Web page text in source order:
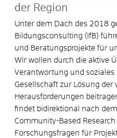
der Region
Unter dem Dach des 2018
Bildungsconsulting (IfB)
und Beratungsprojekte für
Wir wollen durch die aktive
Verantwortung und
Gesellschaft zur Lösung der
Herausforderungen
findet bidirektional nach
Community-Based
Forschungsfragen für